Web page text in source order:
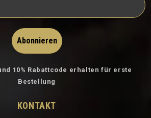
Abonnieren
10% Rabattcode erhalten für erste
Bestellung
KONTAKT